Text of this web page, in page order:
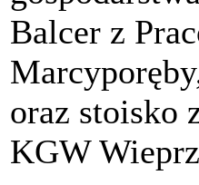
Balcer z
oraz stoisko
KGW